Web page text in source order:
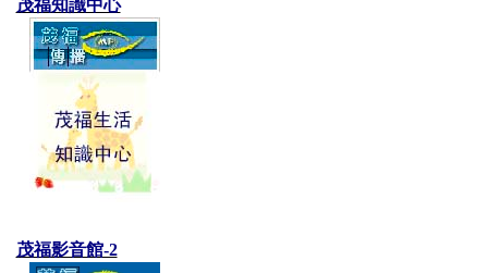
茂福知識中心
茂福影音館-2